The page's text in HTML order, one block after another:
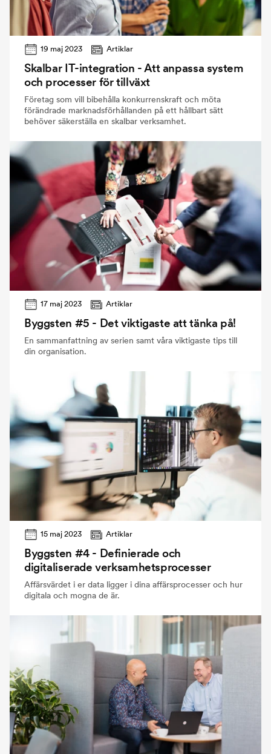
19 maj 2023 Artiklar
Skalbar IT-integration - Att anpassa system
och processer för tillväxt
Företag som vill bibehålla konkurrenskraft och möta
förändrade marknadsförhållanden på ett hållbart sätt
behöver säkerställa en skalbar verksamhet.
17 maj 2023 Artiklar
Byggsten #5 - Det viktigaste att tänka på!
En sammanfattning av serien samt våra viktigaste tips till
din organisation.
15 maj 2023 Artiklar
Byggsten #4 - Definierade och
digitaliserade verksamhetsprocesser
Affärsvärdet i er data ligger i dina affärsprocesser och hur
digitala och mogna de är.